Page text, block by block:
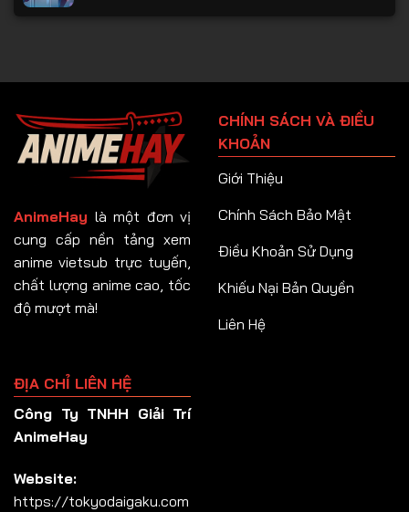
AnimeHay là một đơn vị
cung cấp nền tảng xem
anime vietsub trực tuyến,
chất lượng anime cao, tốc
độ mượt mà!
CHÍNH SÁCH VÀ ĐIỀU
KHOẢN
Giới Thiệu
Chính Sách Bảo Mật
Điều Khoản Sử Dụng
Khiếu Nại Bản Quyền
Liên Hệ
ĐỊA CHỈ LIÊN HỆ
Công Ty TNHH Giải Trí
AnimeHay
Website:
https://tokyodaigaku.com